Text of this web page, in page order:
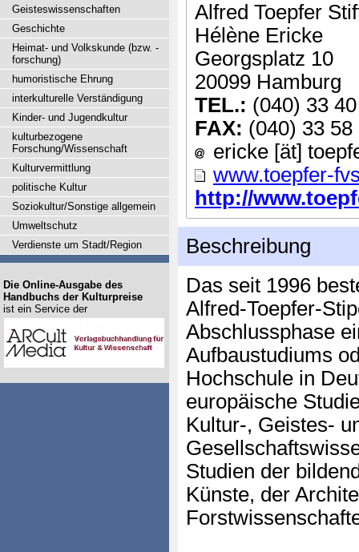
Alfred Toepfer
Hélène Ericke
Georgsplatz 10
20099 Hamburg
TEL.: (040) 33
FAX: (040) 33 58
ericke [ät]
www.toepfer-
http://
Beschreibung
Das seit 1996
Alfred-Toepfer-
Abschlussphase
Aufbaustudiums
Hochschule in
europäische
Kultur-, Geistes-
Studien der
Künste, der
Geisteswissenschaften
Geschichte
Heimat- und Volkskunde (bzw. -
forschung)
humoristische Ehrung
interkulturelle Verständigung
Kinder- und Jugendkultur
kulturbezogene
Forschung/Wissenschaft
Kulturvermittlung
politische Kultur
Soziokultur/Sonstige allgemein
Umweltschutz
Verdienste um Stadt/Region
Die Online-Ausgabe des
Handbuchs der Kulturpreise
ist ein Service der